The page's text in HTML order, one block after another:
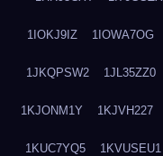
1IOKJ9IZ 1IOWA7OG
1JKQPSW2 1JL35ZZ0
1KJONM1Y 1KJVH227
1KUC7YQ5 1KVUSEU1